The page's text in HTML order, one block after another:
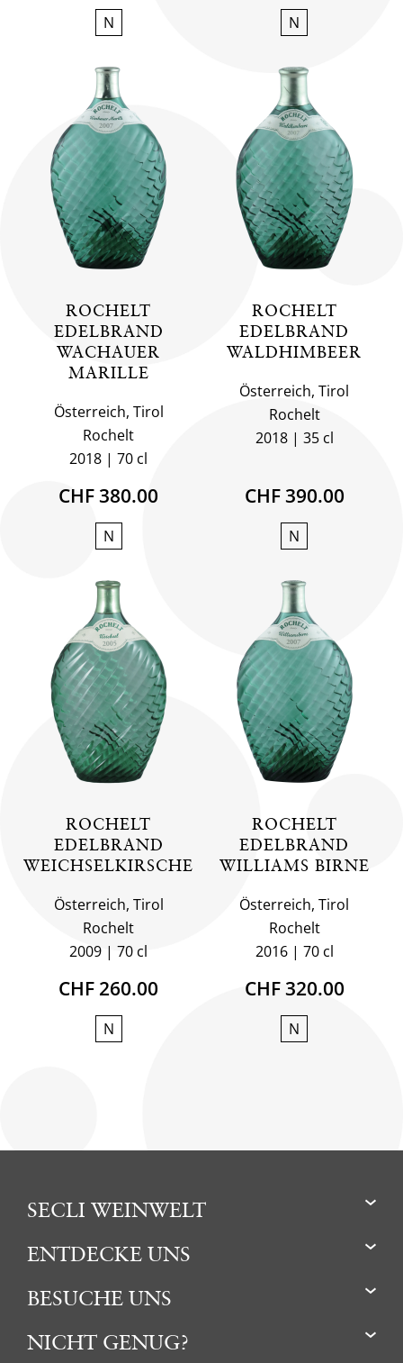
N N
ROCHELT
EDELBRAND
WACHAUER
MARILLE
Österreich, Tirol
Rochelt
2018
70 cl
CHF 380.00
N
ROCHELT
EDELBRAND
WALDHIMBEER
Österreich, Tirol
Rochelt
2018
35 cl
CHF 390.00
N
ROCHELT
EDELBRAND
WEICHSELKIRSCHE
Österreich, Tirol
Rochelt
2009
70 cl
CHF 260.00
N
ROCHELT
EDELBRAND
WILLIAMS BIRNE
Österreich, Tirol
Rochelt
2016
70 cl
CHF 320.00
N
SECLI WEINWELT
ENTDECKE UNS
BESUCHE UNS
NICHT GENUG?